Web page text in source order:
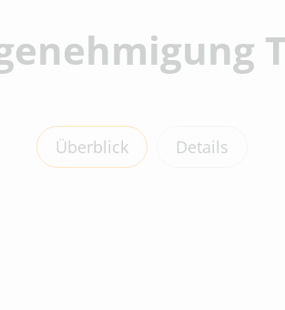
Überblick Details